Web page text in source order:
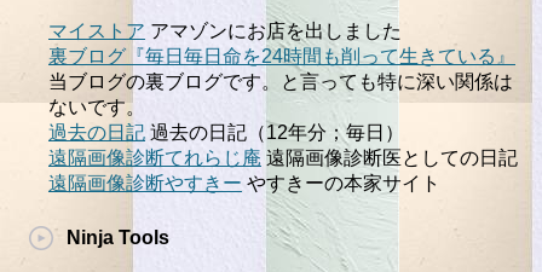
マイストア アマゾンにお店を出しました
裏ブログ『毎日毎日命を24時間も削って生きている』
当ブログの裏ブログです。と言っても特に深い関係は
ないです。
過去の日記 過去の日記（12年分；毎日）
遠隔画像診断てれらじ庵 遠隔画像診断医としての日記
遠隔画像診断やすきー やすきーの本家サイト
Ninja Tools